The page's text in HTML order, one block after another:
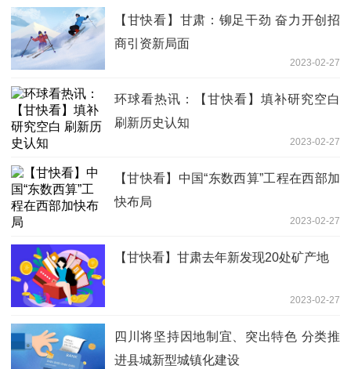
【甘快看】甘肃：铆足干劲 奋力开创招
商引资新局面
2023-02-27
环球看热讯：【甘快看】填补研究空白
刷新历史认知
2023-02-27
【甘快看】中国“东数西算”工程在西部加
快布局
2023-02-27
【甘快看】甘肃去年新发现20处矿产地
2023-02-27
四川将坚持因地制宜、突出特色 分类推
进县城新型城镇化建设